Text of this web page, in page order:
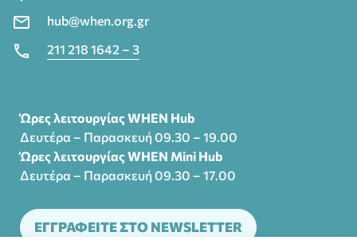
hub@when.org.gr
211 218 1642 – 3
Ώρες λειτουργίας WHEN Hub
Δευτέρα – Παρασκευή 09.30 – 19.00
Ώρες λειτουργίας WHEN Mini Hub
Δευτέρα – Παρασκευή 09.30 – 17.00
ΕΓΓΡΑΦΕΙΤΕ ΣΤΟ NEWSLETTER